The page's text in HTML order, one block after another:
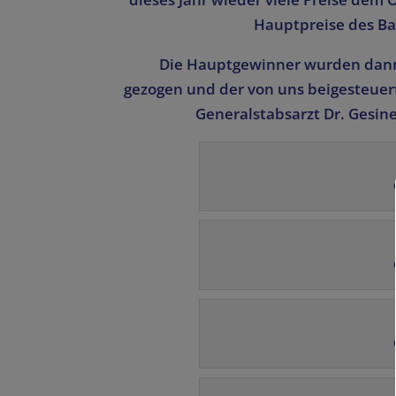
Hauptpreise des
Die Hauptgewinner wurden
gezogen und der von uns
Generalstabsarzt Dr.